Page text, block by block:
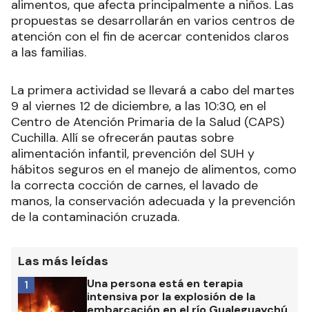
alimentos, que afecta principalmente a niños. Las
propuestas se desarrollarán en varios centros de
atención con el fin de acercar contenidos claros
a las familias.
La primera actividad se llevará a cabo del martes
9 al viernes 12 de diciembre, a las 10:30, en el
Centro de Atención Primaria de la Salud (CAPS)
Cuchilla. Allí se ofrecerán pautas sobre
alimentación infantil, prevención del SUH y
hábitos seguros en el manejo de alimentos, como
la correcta cocción de carnes, el lavado de
manos, la conservación adecuada y la prevención
de la contaminación cruzada.
Las más leídas
Una persona está en terapia
intensiva por la explosión de la
1